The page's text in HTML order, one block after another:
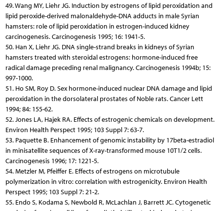
49. Wang MY, Liehr JG. Induction by estrogens of lipid peroxidation and
lipid peroxide-derived malonaldehyde-DNA adducts in male Syrian
hamsters: role of lipid peroxidation in estrogen-induced kidney
carcinogenesis. Carcinogenesis 1995; 16: 1941-5.
50. Han X, Liehr JG. DNA single-strand breaks in kidneys of Syrian
hamsters treated with steroidal estrogens: hormone-induced free
radical damage preceding renal malignancy. Carcinogenesis 1994b; 15:
997-1000.
51. Ho SM, Roy D. Sex hormone-induced nuclear DNA damage and lipid
peroxidation in the dorsolateral prostates of Noble rats. Cancer Lett
1994; 84: 155-62.
52. Jones LA, Hajek RA. Effects of estrogenic chemicals on development.
Environ Health Perspect 1995; 103 Suppl 7: 63-7.
53. Paquette B. Enhancement of genomic instability by 17beta-estradiol
in minisatellite sequences of X-ray-transformed mouse 10T1/2 cells.
Carcinogenesis 1996; 17: 1221-5.
54. Metzler M, Pfeiffer E. Effects of estrogens on microtubule
polymerization in vitro: correlation with estrogenicity. Environ Health
Perspect 1995; 103 Suppl 7: 21-2.
55. Endo S, Kodama S, Newbold R, McLachlan J, Barrett JC. Cytogenetic